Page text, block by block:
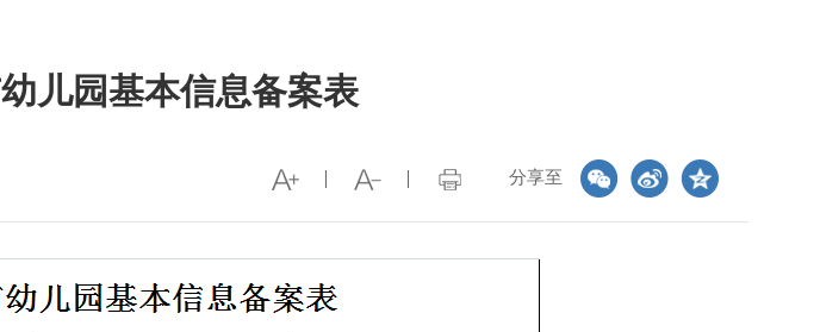
儿园基本信息备案表
分享至